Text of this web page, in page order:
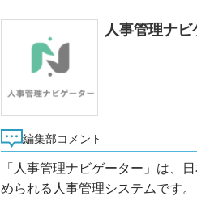
人事管理ナビ
編集部コメント
「人事管理ナビゲーター」は、
められる人事管理システムです。